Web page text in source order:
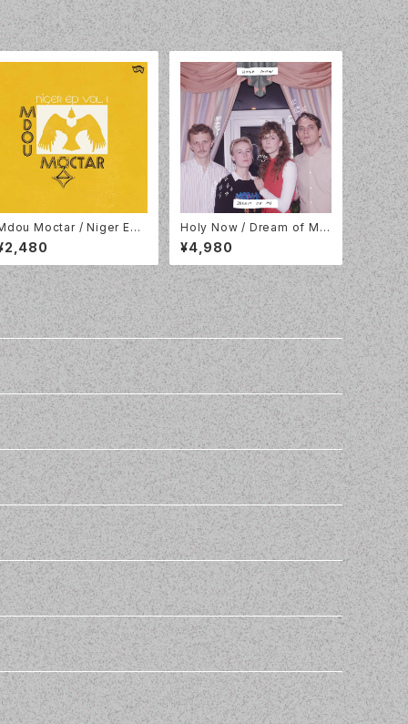
Moctar / Niger EP
1 / Yellow Vinyl / Mat
/ OLE1913T
Holy Now / Dream of Me
/ LP / Lazy Octopus Rec
ords / LP-LAZYOCT-032
¥4,980